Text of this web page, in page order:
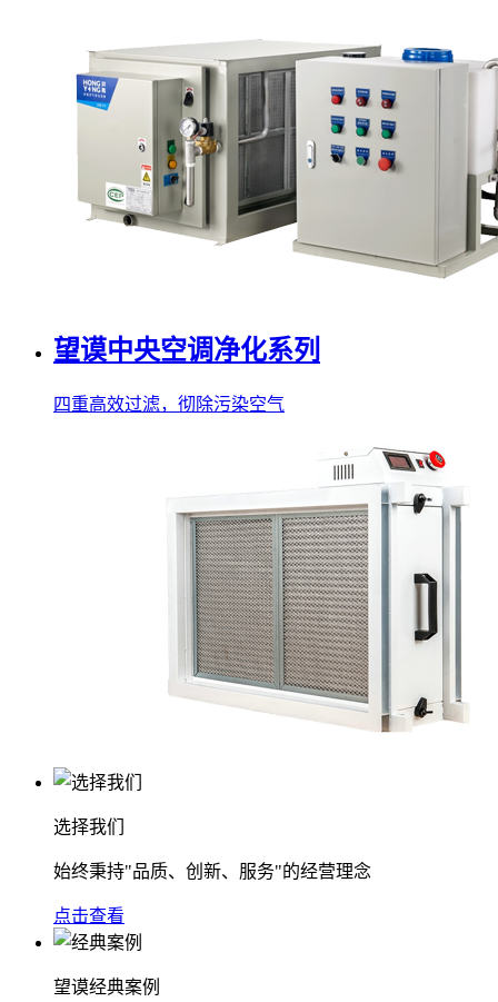
望谟中央空调净化系列
四重高效过滤，彻除污染空气
选择我们
始终秉持"品质、创新、服务"的经营理念
点击查看
望谟经典案例